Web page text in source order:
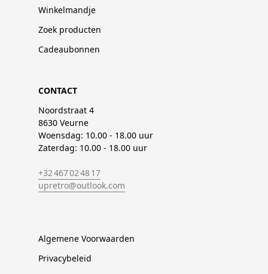
Winkelmandje
Zoek producten
Cadeaubonnen
CONTACT
Noordstraat 4
8630 Veurne
Woensdag: 10.00 - 18.00 uur
Zaterdag: 10.00 - 18.00 uur
+32 467 02 48 17
upretro@outlook.com
Algemene Voorwaarden
Privacybeleid